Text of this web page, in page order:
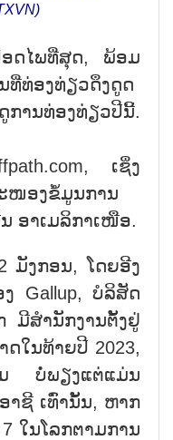
ດໄພທີ່ສຸດ, ພ້ອມ
ທີ່ທ່ອງທ່ຽວດຶງດູດ
ການທ່ອງທ່ຽວປີນີ້.
, ເຊິ່ງ
ໜອງຂໍ້ມູນການ
ອາເມລິກາເໜືອ.
ມັງກອນ, ໂດຍອີງ
Gallup, ບໍລິສັດ
ມີສຳນັກງານຕັ້ງຢູ່
ດໃນທ້າຍປີ 2023,
ບໍ່ພຽງແຕ່ແມ່ນ
າຊີ ເທົ່ານັ້ນ, ຫາກ
ໃນໂລກຕາມການ